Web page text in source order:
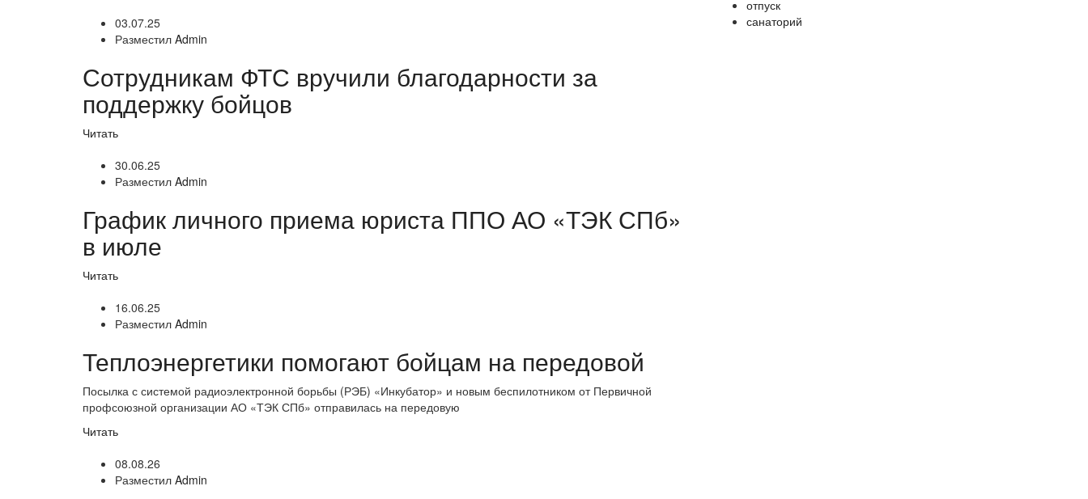
03.07.25
Разместил Admin
Сотрудникам ФТС вручили благодарности за
поддержку бойцов
Читать
30.06.25
Разместил Admin
График личного приема юриста ППО АО «ТЭК СПб»
в июле
Читать
16.06.25
Разместил Admin
Теплоэнергетики помогают бойцам на передовой
Посылка с системой радиоэлектронной борьбы (РЭБ) «Инкубатор» и новым беспилотником от Первичной
профсоюзной организации АО «ТЭК СПб» отправилась на передовую
Читать
08.08.26
Разместил Admin
отпуск
санаторий